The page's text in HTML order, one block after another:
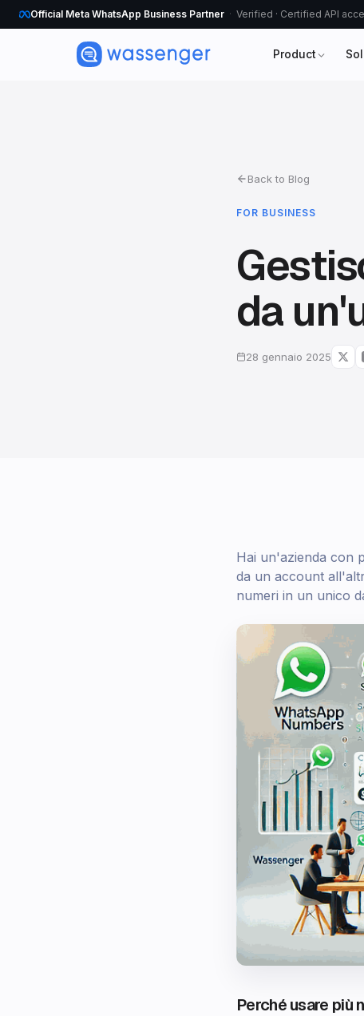
Official Meta WhatsApp Business Partner Verified · Certified API
Product
Back to Blog
FOR BUSINESS
da
28 gennaio 2025
Hai un'azienda con
da un account
numeri in un unico
Perché usare più